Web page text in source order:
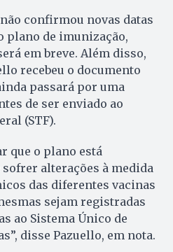
confirmou novas datas
plano de imunização,
em breve. Além disso,
recebeu o documento
passará por uma
de ser enviado ao
(STF).
que o plano está
alterações à medida
das diferentes vacinas
sejam registradas
ao Sistema Único de
disse Pazuello, em nota.